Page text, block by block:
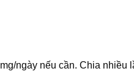
ngày nếu cần. Chia